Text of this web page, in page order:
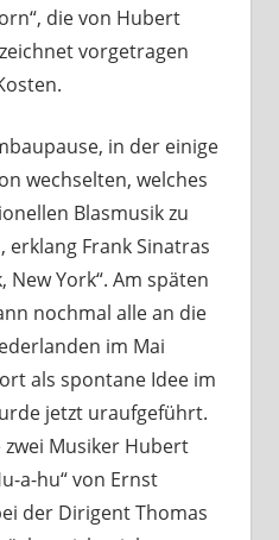
die von Hubert
vorgetragen
in der einige
wechselten, welches
Blasmusik zu
erklang Frank Sinatras
New York“. Am späten
nochmal alle an die
im Mai
als spontane Idee im
jetzt uraufgeführt.
Musiker Hubert
a-hu“ von Ernst
der Dirigent Thomas